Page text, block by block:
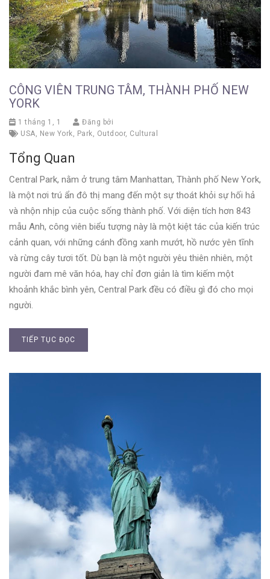
CÔNG VIÊN TRUNG TÂM, THÀNH PHỐ NEW
YORK
1 tháng 1, 1
Đăng bởi
USA
New York Park Outdoor, Cultural
Tổng Quan
Central Park, nằm ở trung tâm Manhattan, Thành phố New York,
là một nơi trú ẩn đô thị mang đến một sự thoát khỏi sự hối hả
và nhộn nhịp của cuộc sống thành phố. Với diện tích hơn 843
mẫu Anh, công viên biểu tượng này là một kiệt tác của kiến trúc
cảnh quan, với những cánh đồng xanh mướt, hồ nước yên tĩnh
và rừng cây tươi tốt. Dù bạn là một người yêu thiên nhiên, một
người đam mê văn hóa, hay chỉ đơn giản là tìm kiếm một
khoảnh khắc bình yên, Central Park đều có điều gì đó cho mọi
người.
TIẾP TỤC ĐỌC